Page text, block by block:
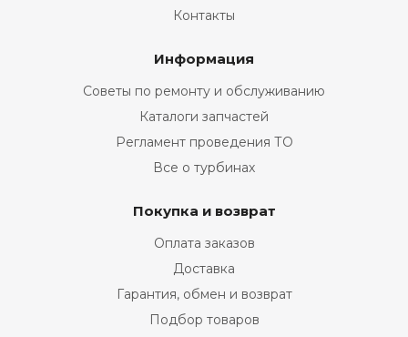
Контакты
Информация
Советы по ремонту и обслуживанию
Каталоги запчастей
Регламент проведения ТО
Все о турбинах
Покупка и возврат
Оплата заказов
Доставка
Гарантия, обмен и возврат
Подбор товаров